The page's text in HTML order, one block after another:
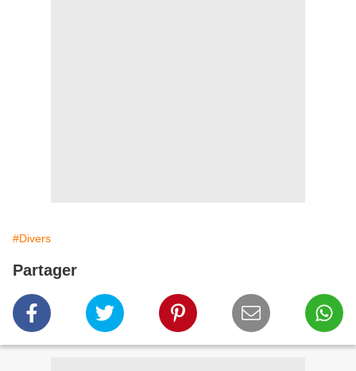
#Divers
Partager